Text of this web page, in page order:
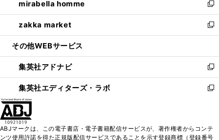
く
で
開
く
ド
ウ
で
開
ィ
ン
ド
ウ
開
く
い
ウ
ィ
ン
ウ
で
開
く
mirabella homme
新
し
い
ウ
ン
ド
ウ
で
zakka market
新
し
ウ
ィ
ン
ド
く
その他WEBサービス
集英社アドナビ
新
し
い
ド
集英社エディターズ・ラボ
新
ィ
ABJマークは、この電子書店・電子書籍配信サービスが、著作権者からコンテ
ンツ使用許諾を得た正規版配信サービスであることを示す登録商標（登録番号